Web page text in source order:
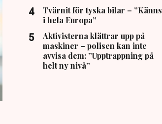
Tvärnit för tyska bilar – ”Känns
i hela Europa”
Aktivisterna klättrar upp på
maskiner – polisen kan inte
avvisa dem: ”Upptrappning på
helt ny nivå”